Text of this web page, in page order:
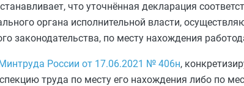
что уточнённая декларация
органа исполнительной власти,
законодательства, по месту нахождения
России от 17.06.2021 № 406н,
труда по месту его нахождения либо по